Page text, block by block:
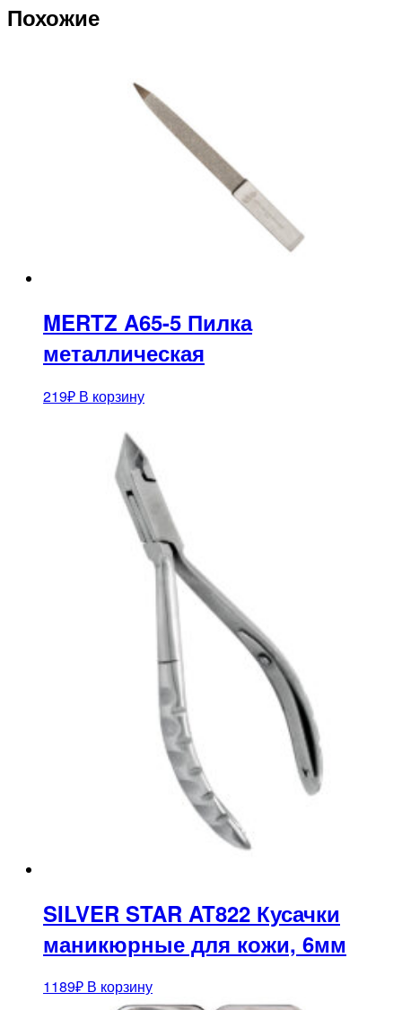
Похожие
MERTZ A65-5 Пилка
металлическая
219₽ В корзину
SILVER STAR AT822 Кусачки
маникюрные для кожи, 6мм
1189₽ В корзину